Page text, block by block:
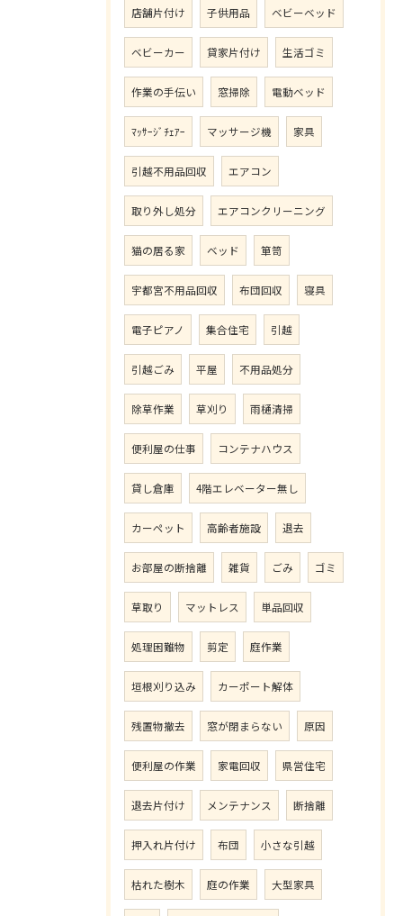
店舗片付け 子供用品 ベビーベッド
ベビーカー 貸家片付け 生活ゴミ
作業の手伝い 窓掃除 電動ベッド
ﾏｯｻｰｼﾞﾁｪｱｰ マッサージ機 家具
引越不用品回収 エアコン
取り外し処分 エアコンクリーニング
猫の居る家 ベッド 箪笥
宇都宮不用品回収 布団回収 寝具
電子ピアノ 集合住宅 引越
引越ごみ 平屋 不用品処分
除草作業 草刈り 雨樋清掃
便利屋の仕事 コンテナハウス
貸し倉庫 4階エレベーター無し
カーペット 高齢者施設 退去
お部屋の断捨離 雑貨 ごみ ゴミ
草取り マットレス 単品回収
処理困難物 剪定 庭作業
垣根刈り込み カーポート解体
残置物撤去 窓が閉まらない 原因
便利屋の作業 家電回収 県営住宅
退去片付け メンテナンス 断捨離
押入れ片付け 布団 小さな引越
枯れた樹木 庭の作業 大型家具